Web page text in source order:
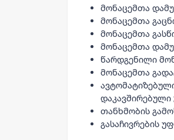
მონაცემთა
მონაცემთა
მონაცემთა
მონაცემთა
წარდგენილი
მონაცემთა
თანხმობის
გასაჩივრების